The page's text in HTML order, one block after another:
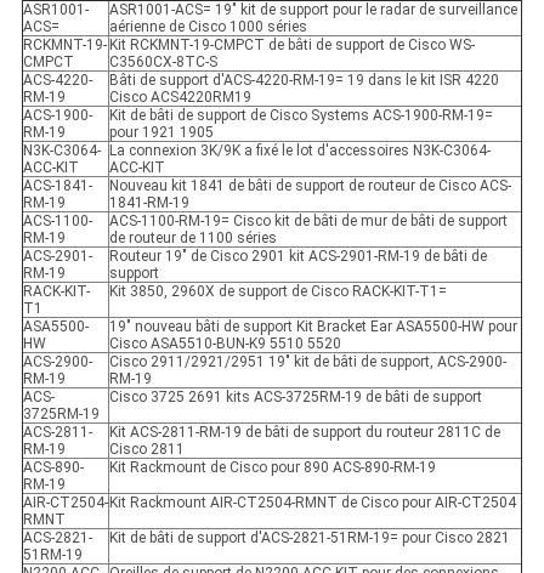
ASR1001-
ACS=
ASR1001-ACS= 19" kit de support pour le radar de surveillance
aérienne de Cisco 1000 séries
RCKMNT-19-
CMPCT
Kit RCKMNT-19-CMPCT de bâti de support de Cisco WS-
C3560CX-8TC-S
ACS-4220-
RM-19
Bâti de support d'ACS-4220-RM-19= 19 dans le kit ISR 4220
Cisco ACS4220RM19
ACS-1900-
RM-19
Kit de bâti de support de Cisco Systems ACS-1900-RM-19=
pour 1921 1905
N3K-C3064-
ACC-KIT
La connexion 3K/9K a fixé le lot d'accessoires N3K-C3064-
ACC-KIT
ACS-1841-
RM-19
Nouveau kit 1841 de bâti de support de routeur de Cisco ACS-
1841-RM-19
ACS-1100-
RM-19
ACS-1100-RM-19= Cisco kit de bâti de mur de bâti de support
de routeur de 1100 séries
ACS-2901-
RM-19
Routeur 19" de Cisco 2901 kit ACS-2901-RM-19 de bâti de
support
RACK-KIT-
T1
Kit 3850, 2960X de support de Cisco RACK-KIT-T1=
ASA5500-
HW
19" nouveau bâti de support Kit Bracket Ear ASA5500-HW pour
Cisco ASA5510-BUN-K9 5510 5520
ACS-2900-
RM-19
Cisco 2911/2921/2951 19" kit de bâti de support, ACS-2900-
RM-19
ACS-
3725RM-19
Cisco 3725 2691 kits ACS-3725RM-19 de bâti de support
ACS-2811-
RM-19
Kit ACS-2811-RM-19 de bâti de support du routeur 2811C de
Cisco 2811
ACS-890-
RM-19
Kit Rackmount de Cisco pour 890 ACS-890-RM-19
AIR-CT2504-
RMNT
Kit Rackmount AIR-CT2504-RMNT de Cisco pour AIR-CT2504
ACS-2821-
51RM-19
Kit de bâti de support d'ACS-2821-51RM-19= pour Cisco 2821